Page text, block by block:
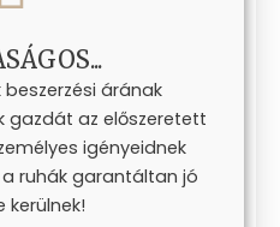
beszerzési árának
gazdát az előszeretett
igényeidnek
ruhák garantáltan jó
kerülnek!